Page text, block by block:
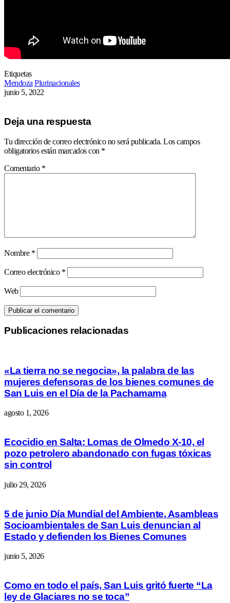
Etiquetas
Mendoza Plurinacionales
junio 5, 2022
Deja una respuesta
Tu dirección de correo electrónico no será publicada. Los campos
obligatorios están marcados con *
Comentario *
Nombre *
Correo electrónico *
Web
Publicaciones relacionadas
«La tierra no se negocia», la palabra de las
mujeres defensoras de los bienes comunes de
San Luis en el Día de la Pachamama
agosto 1, 2026
Ecocidio en Salta: Lomas de Olmedo X-10, el
pozo petrolero abandonado con fugas tóxicas
sin control
julio 29, 2026
5 de junio Día Mundial del Ambiente. Asambleas
Socioambientales de San Luis denuncian al
Estado y defienden los Bienes Comunes
junio 5, 2026
Como en todo el país, San Luis gritó fuerte “La
ley de Glaciares no se toca”